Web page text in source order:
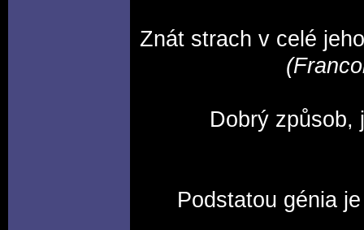
Znát strach v celé
Dobrý způsob,
Podstatou génia